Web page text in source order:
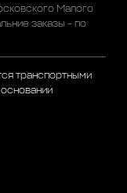
Малого
заказы - по
транспортными